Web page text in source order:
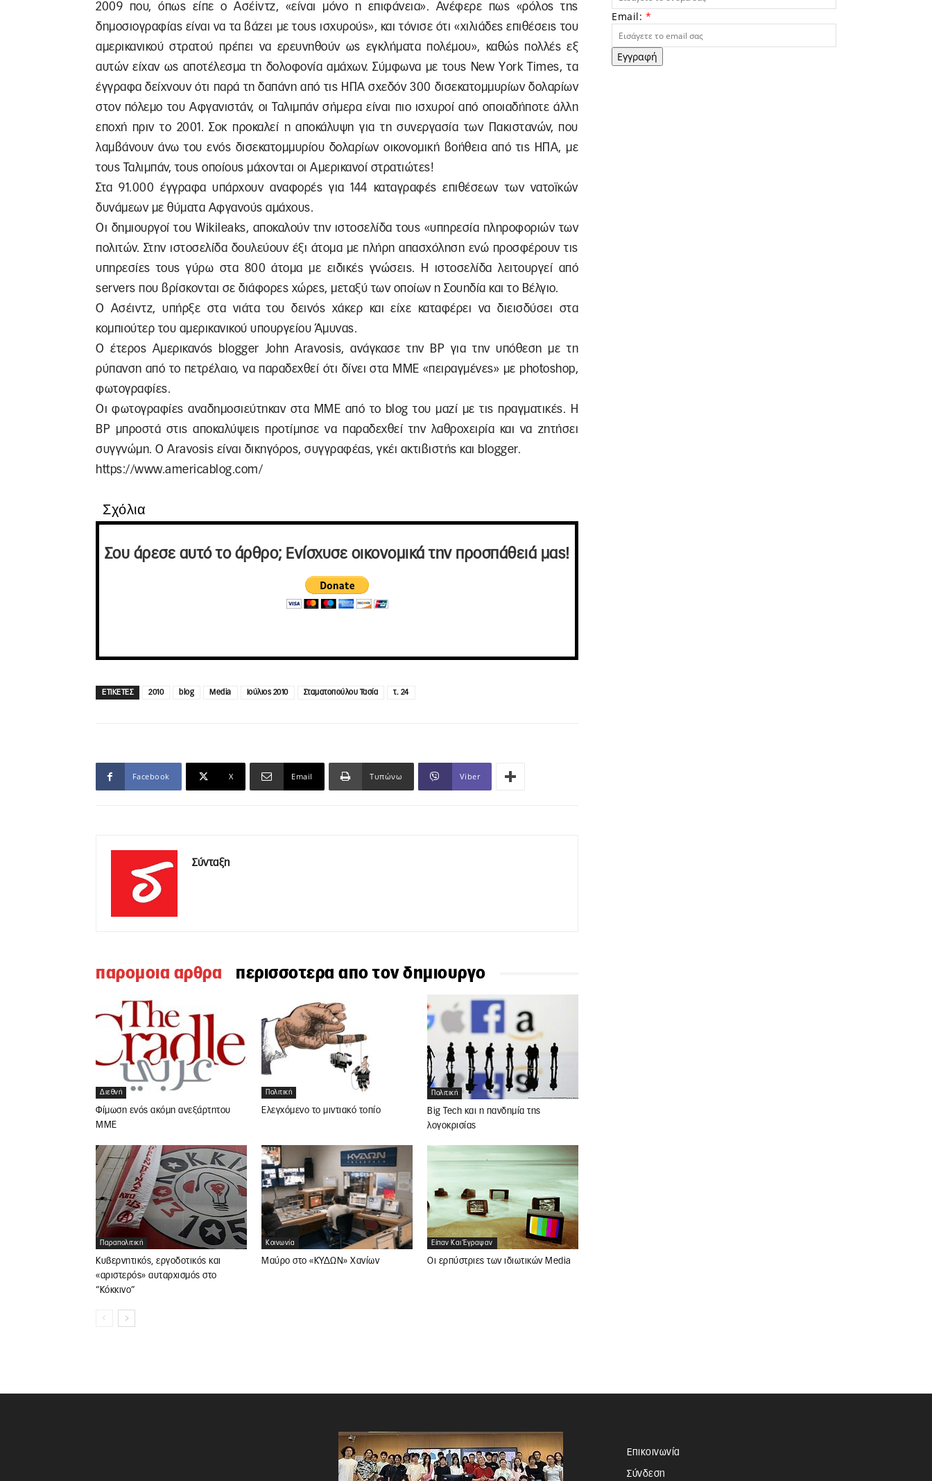
2009 που, όπως είπε ο Ασέiντζ, «είναι μόνο η επιφάνεια». Ανέφερε πως «ρόλος της
δημοσιογραφίας είναι να τα βάζει µε τους ισχυρούς», και τόνισε ότι «χιλιάδες επιθέσεις του
αμερικανικού στρατού πρέπει να ερευνηθούν ως εγκλήματα πολέμου», καθώς πολλές εξ
αυτών είχαν ως αποτέλεσμα τη δολοφονία αμάχων. Σύμφωνα με τους Νew Υork Τimes, τα
έγγραφα δείχνουν ότι παρά τη δαπάνη από τις ΗΠΑ σχεδόν 300 δισεκατοµµυρίων δολαρίων
στον πόλεμο του Αφγανιστάν, οι Ταλιµπάν σήμερα είναι πιο ισχυροί από οποιαδήποτε άλλη
εποχή πριν το 2001. Σοκ προκαλεί η αποκάλυψη για τη συνεργασία των Πακιστανών, που
λαμβάνουν άνω του ενός δισεκατομμυρίου δολαρίων οικονομική βοήθεια από τις ΗΠΑ, με
τους Ταλιμπάν, τους οποίους μάχονται οι Αμερικανοί στρατιώτες!
Στα 91.000 έγγραφα υπάρχουν αναφορές για 144 καταγραφές επιθέσεων των νατοϊκών
δυνάµεων µε θύµατα Αφγανούς αµάχους.
Οι δημιουργοί του Wikileaks, αποκαλούν την ιστοσελίδα τους «υπηρεσία πληροφοριών των
πολιτών. Στην ιστοσελίδα δουλεύουν έξι άτοµα με πλήρη απασχόληση ενώ προσφέρουν τις
υπηρεσίες τους γύρω στα 800 άτομα με ειδικές γνώσεις. Η ιστοσελίδα λειτουργεί από
servers που βρίσκονται σε διάφορες χώρες, µεταξύ των οποίων η Σουηδία και το Βέλγιο.
Ο Ασέιντζ, υπήρξε στα νιάτα του δεινός χάκερ και είχε καταφέρει να διεισδύσει στα
κοµπιούτερ του αµερικανικού υπουργείου Άμυνας.
Ο έτερος Αμερικανός blogger John Aravosis, ανάγκασε την BP για την υπόθεση με τη
ρύπανση από το πετρέλαιο, να παραδεχθεί ότι δίνει στα ΜΜΕ «πειραγμένες» με photoshop,
φωτογραφίες.
Οι φωτογραφίες αναδημοσιεύτηκαν στα ΜΜΕ από το blog του μαζί με τις πραγματικές. Η
BP μπροστά στις αποκαλύψεις προτίμησε να παραδεχθεί την λαθροχειρία και να ζητήσει
συγγνώμη. O Aravosis είναι δικηγόρος, συγγραφέας, γκέι ακτιβιστής και blogger.
https://www.americablog.com/
Σχόλια
Σου άρεσε αυτό το άρθρο; Ενίσχυσε οικονομικά την προσπάθειά μας!
ΕΤΙΚΕΤΕΣ 2010 blog Media Ιούλιος 2010 Σταματοπούλου Τασία τ. 24
Facebook X Email Τυπώνω Viber
Σύνταξη
παρομοια αρθρα περισσοτερα απο τον δημιουργο
Διεθνή
Φίμωση ενός ακόμη ανεξάρτητου
ΜΜΕ
Πολιτική
Ελεγχόμενο το μιντιακό τοπίο
Πολιτική
Big Tech και η πανδημία της
λογοκρισίας
Παραπολιτική
Κυβερνητικός, εργοδοτικός και
«αριστερός» αυταρχισμός στο
“Κόκκινο”
Κοινωνία
Μαύρο στο «ΚΥΔΩΝ» Χανίων
Είπαν Και Έγραψαν
Οι ερπύστριες των ιδιωτικών Media
Email: *
Εγγραφή
Επικοινωνία
Σύνδεση